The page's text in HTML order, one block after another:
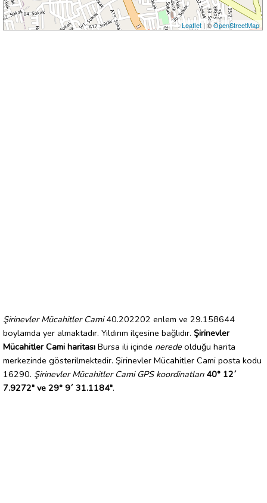
Leaflet| ©OpenStreetMap
Şirinevler Mücahitler Cami40.202202 enlem ve 29.158644
boylamda yer almaktadır. Yıldırım ilçesine bağlıdır. Şirinevler
Mücahitler Cami haritası Bursa ili içinde nerede olduğu harita
merkezinde gösterilmektedir. Şirinevler Mücahitler Cami posta kodu
16290. Şirinevler Mücahitler Cami GPS koordinatları 40° 12´
7.9272" ve 29° 9´ 31.1184".